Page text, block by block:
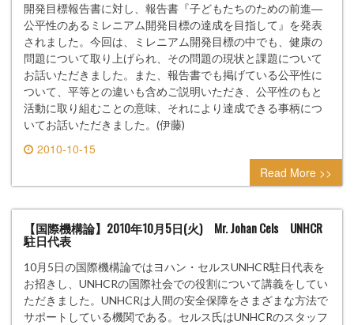
開発目標報告書に対し、報告書『子どもたちのための前進―
公平性のあるミレニアム開発目標の達成を目指して』を発表
されました。今回は、ミレニアム開発目標の中でも、健康の
問題について取り上げられ、その問題の現状と課題について
お話いただきました。また、報告書でも掲げている公平性に
ついて、平等との違いも含めご説明いただき、公平性のもと
活動に取り組むことの意味、それにより達成できる事柄につ
いてお話いただきました。(伊藤)
2010-10-15
0 comment
Read More >>
【国際機構論】2010年10月5日(火) Mr. Johan Cels UNHCR
駐日代表
10月5日の国際機構論ではヨハン・セルスUNHCR駐日代表を
お招きし、UNHCRの国際社会での役割について講義をしてい
ただきました。UNHCRは人間の安全保障をさまざまな方法で
サポートしている機関である。セルス氏はUNHCRのスタッフ